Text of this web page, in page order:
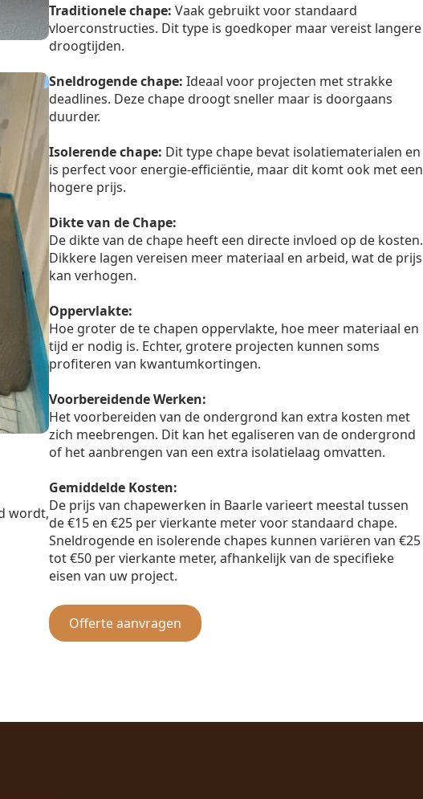
wordt,
Traditionele chape: Vaak gebruikt voor standaard
vloerconstructies. Dit type is goedkoper maar vereist langere
droogtijden.
Sneldrogende chape: Ideaal voor projecten met strakke
deadlines. Deze chape droogt sneller maar is doorgaans
duurder.
Isolerende chape: Dit type chape bevat isolatiematerialen en
is perfect voor energie-efficiëntie, maar dit komt ook met een
hogere prijs.
Dikte van de Chape:
De dikte van de chape heeft een directe invloed op de kosten.
Dikkere lagen vereisen meer materiaal en arbeid, wat de prijs
kan verhogen.
Oppervlakte:
Hoe groter de te chapen oppervlakte, hoe meer materiaal en
tijd er nodig is. Echter, grotere projecten kunnen soms
profiteren van kwantumkortingen.
Voorbereidende Werken:
Het voorbereiden van de ondergrond kan extra kosten met
zich meebrengen. Dit kan het egaliseren van de ondergrond
of het aanbrengen van een extra isolatielaag omvatten.
Gemiddelde Kosten:
De prijs van chapewerken in Baarle varieert meestal tussen
de €15 en €25 per vierkante meter voor standaard chape.
Sneldrogende en isolerende chapes kunnen variëren van €25
tot €50 per vierkante meter, afhankelijk van de specifieke
eisen van uw project.
Offerte aanvragen